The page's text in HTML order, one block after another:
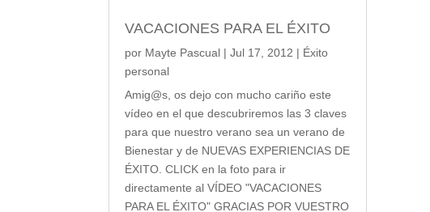
VACACIONES PARA EL ÉXITO
por Mayte Pascual |Jul 17, 2012 | Éxito
personal
Amig@s, os dejo con mucho cariño este
vídeo en el que descubriremos las 3 claves
para que nuestro verano sea un verano de
Bienestar y de NUEVAS EXPERIENCIAS DE
ÉXITO. CLICK en la foto para ir
directamente al VÍDEO "VACACIONES
PARA EL ÉXITO" GRACIAS POR VUESTRO